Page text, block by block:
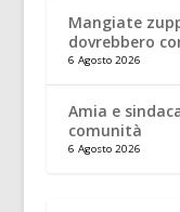
Mangiate
dovrebbero
6 Agosto 2026
Amia e
comunità
6 Agosto 2026